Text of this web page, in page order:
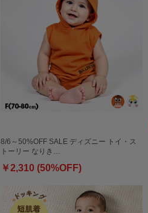
8/6～50%OFF SALE ディズニー トイ・ス
トーリー なりき…
￥2,310 (50%OFF)